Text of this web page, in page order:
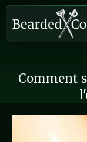
Comment